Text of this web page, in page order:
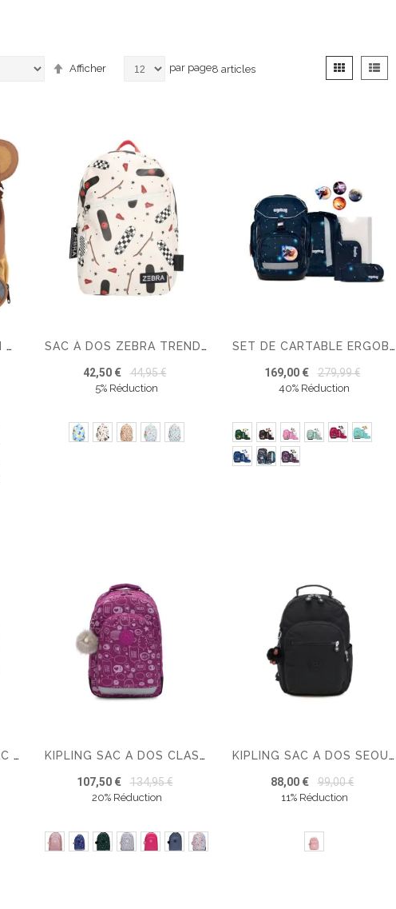
Par
Afficher par page8 articles
Afficher
en
Grille Liste
AFFENZAHN GRAND AMI GRAND AMI SAC À DOS ERGONOMIQUE SAC À DOS ZEBRA TRENDS LEVI
42,50 € 44,95 €
5% Réduction
SET DE CARTABLE ERGOBAG PACK 6 PIÈCES
169,00 € 279,99 €
40% Réduction
ZEBRA TRENDS MAX SAC A DOS KIPLING SAC A DOS CLASS ROOM
107,50 € 134,95 €
20% Réduction
KIPLING SAC A DOS SEOUL SAC À DOS
88,00 € 99,00 €
11% Réduction